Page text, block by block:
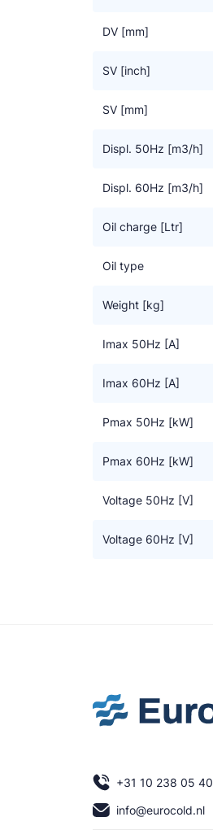
DV [mm]
SV [inch]
SV [mm]
Displ. 50Hz [m3/h]
Displ. 60Hz [m3/h]
Oil charge [Ltr]
Oil type
Weight [kg]
Imax 50Hz [A]
Imax 60Hz [A]
Pmax 50Hz [kW]
Pmax 60Hz [kW]
Voltage 50Hz [V]
Voltage 60Hz [V]
+31 10 238 05 40
info@eurocold.nl